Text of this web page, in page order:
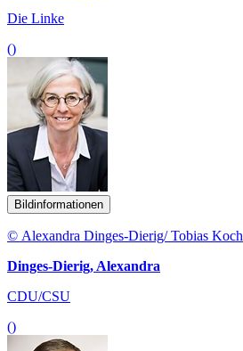
Die Linke
()
Bildinformationen
© Alexandra Dinges-Dierig/ Tobias Koch
Dinges-Dierig, Alexandra
CDU/CSU
()